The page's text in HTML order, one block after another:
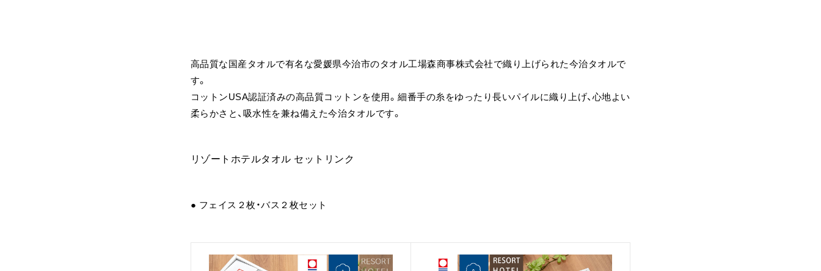
高品質な国産タオルで有名な愛媛県今治市のタオル工場森商事株式会社で織り上げられた今治タオルで
す。
コットンUSA認証済みの高品質コットンを使用。細番手の糸をゆったり長いパイルに織り上げ、心地よい
柔らかさと、吸水性を兼ね備えた今治タオルです。
リゾートホテルタオル セットリンク
● フェイス２枚・バス２枚セット